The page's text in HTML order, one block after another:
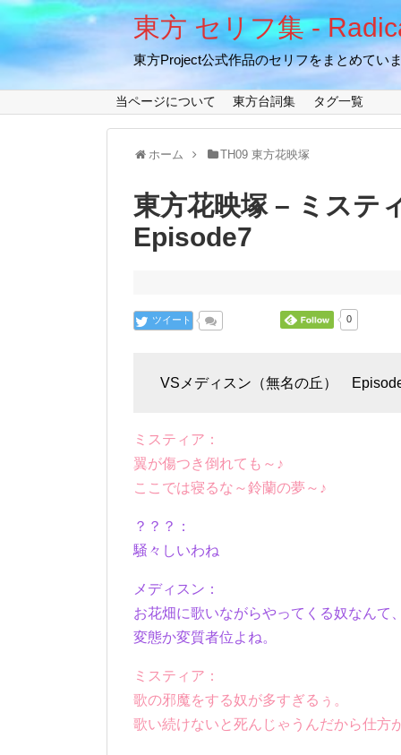
東方 セリフ集 -
東方Project公式作品のセリフをまとめてい
当ページについて 東方台詞集 タグ一覧
ホーム TH09 東方花映塚
東方花映塚 – ミステ
Episode7
ツイート 0
VSメディスン（無名の丘）
ミスティア：
翼が傷つき倒れても～♪
ここでは寝るな～鈴蘭の夢～♪
？？？：
騒々しいわね
メディスン：
お花畑に歌いながらやってくる奴なんて
変態か変質者位よね。
ミスティア：
歌の邪魔をする奴が多すぎるぅ。
歌い続けないと死んじゃうんだから仕方